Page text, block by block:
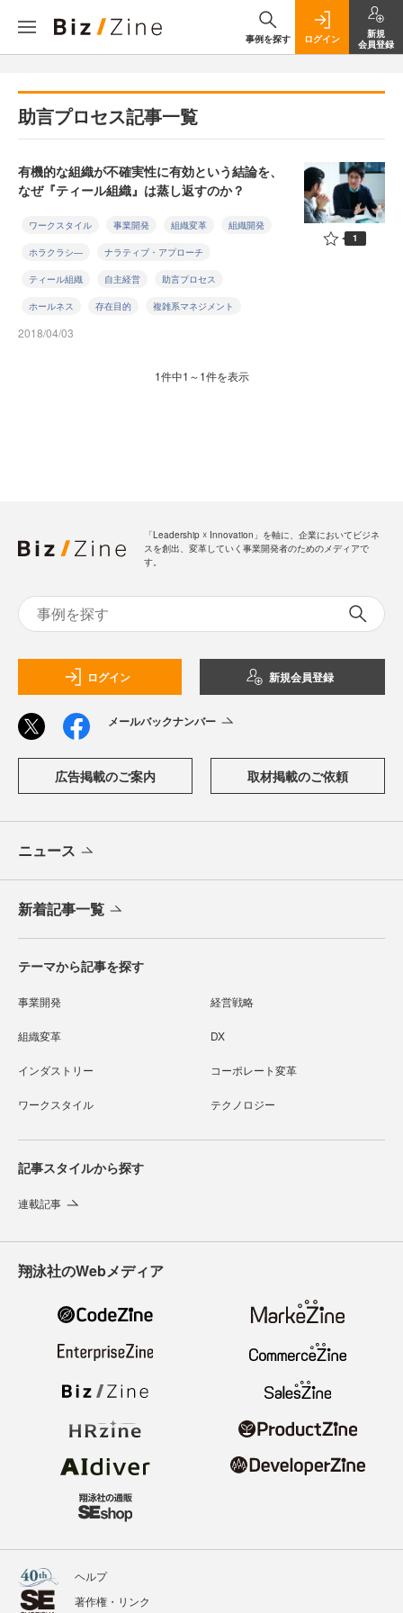
事例を探す ログイン
新規
会員登録
助言プロセス記事一覧
有機的な組織が不確実性に有効という結論を、
なぜ『ティール組織』は蒸し返すのか？
ワークスタイル 事業開発 組織変革 組織開発
ホラクラシ― ナラティブ・アプローチ
ティール組織 自主経営 助言プロセス
ホールネス 存在目的 複雑系マネジメント
2018/04/03
1
1件中1～1件を表示
「Leadership ☓ Innovation」を軸に、企業においてビジネ
スを創出、変革していく事業開発者のためのメディアで
す。
ログイン 新規会員登録
メールバックナンバー
広告掲載のご案内 取材掲載のご依頼
ニュース
新着記事一覧
テーマから記事を探す
事業開発 経営戦略
組織変革 DX
インダストリー コーポレート変革
ワークスタイル テクノロジー
記事スタイルから探す
連載記事
翔泳社のWebメディア
ヘルプ
著作権・リンク